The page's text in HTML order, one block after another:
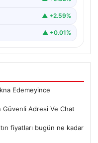
▲ +2.59%
▲ +0.01%
Edemeyince
Güvenli Adresi Ve Chat
fiyatları bugün ne kadar